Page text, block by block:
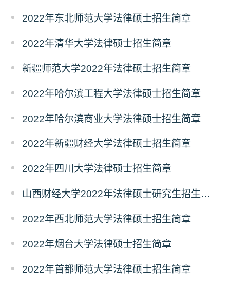
2022年东北师范大学法律硕士招生简章
2022年清华大学法律硕士招生简章
新疆师范大学2022年法律硕士招生简章
2022年哈尔滨工程大学法律硕士招生简章
2022年哈尔滨商业大学法律硕士招生简章
2022年新疆财经大学法律硕士招生简章
2022年四川大学法律硕士招生简章
山西财经大学2022年法律硕士研究生招生简章
2022年西北师范大学法律硕士招生简章
2022年烟台大学法律硕士招生简章
2022年首都师范大学法律硕士招生简章